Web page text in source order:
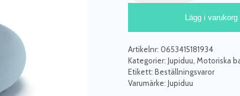
trampolin
mängd
Lägg i varukorg
Artikelnr: 0653415181934
Kategorier: Jupiduu Motoriska
Etikett: Beställningsvaror
Varumärke: Jupiduu